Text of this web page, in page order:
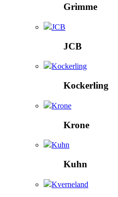
Grimme
JCB
JCB
Kockerling
Kockerling
Krone
Krone
Kuhn
Kuhn
Kverneland